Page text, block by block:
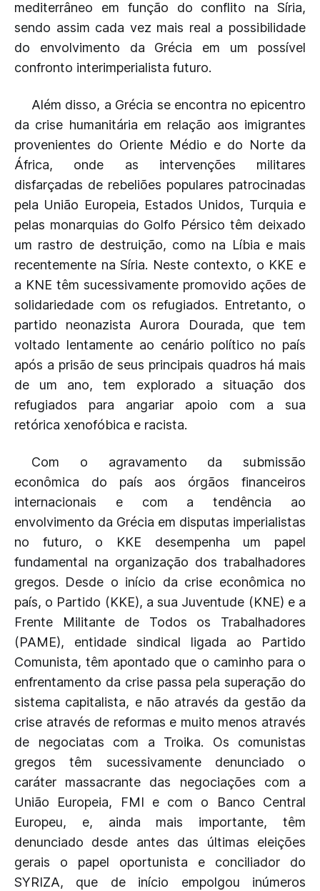
mediterrâneo em função do conflito na Síria,
sendo assim cada vez mais real a possibilidade
do envolvimento da Grécia em um possível
confronto interimperialista futuro.
Além disso, a Grécia se encontra no epicentro
da crise humanitária em relação aos imigrantes
provenientes do Oriente Médio e do Norte da
África, onde as intervenções militares
disfarçadas de rebeliões populares patrocinadas
pela União Europeia, Estados Unidos, Turquia e
pelas monarquias do Golfo Pérsico têm deixado
um rastro de destruição, como na Líbia e mais
recentemente na Síria. Neste contexto, o KKE e
a KNE têm sucessivamente promovido ações de
solidariedade com os refugiados. Entretanto, o
partido neonazista Aurora Dourada, que tem
voltado lentamente ao cenário político no país
após a prisão de seus principais quadros há mais
de um ano, tem explorado a situação dos
refugiados para angariar apoio com a sua
retórica xenofóbica e racista.
Com o agravamento da submissão
econômica do país aos órgãos financeiros
internacionais e com a tendência ao
envolvimento da Grécia em disputas imperialistas
no futuro, o KKE desempenha um papel
fundamental na organização dos trabalhadores
gregos. Desde o início da crise econômica no
país, o Partido (KKE), a sua Juventude (KNE) e a
Frente Militante de Todos os Trabalhadores
(PAME), entidade sindical ligada ao Partido
Comunista, têm apontado que o caminho para o
enfrentamento da crise passa pela superação do
sistema capitalista, e não através da gestão da
crise através de reformas e muito menos através
de negociatas com a Troika. Os comunistas
gregos têm sucessivamente denunciado o
caráter massacrante das negociações com a
União Europeia, FMI e com o Banco Central
Europeu, e, ainda mais importante, têm
denunciado desde antes das últimas eleições
gerais o papel oportunista e conciliador do
SYRIZA, que de início empolgou inúmeros